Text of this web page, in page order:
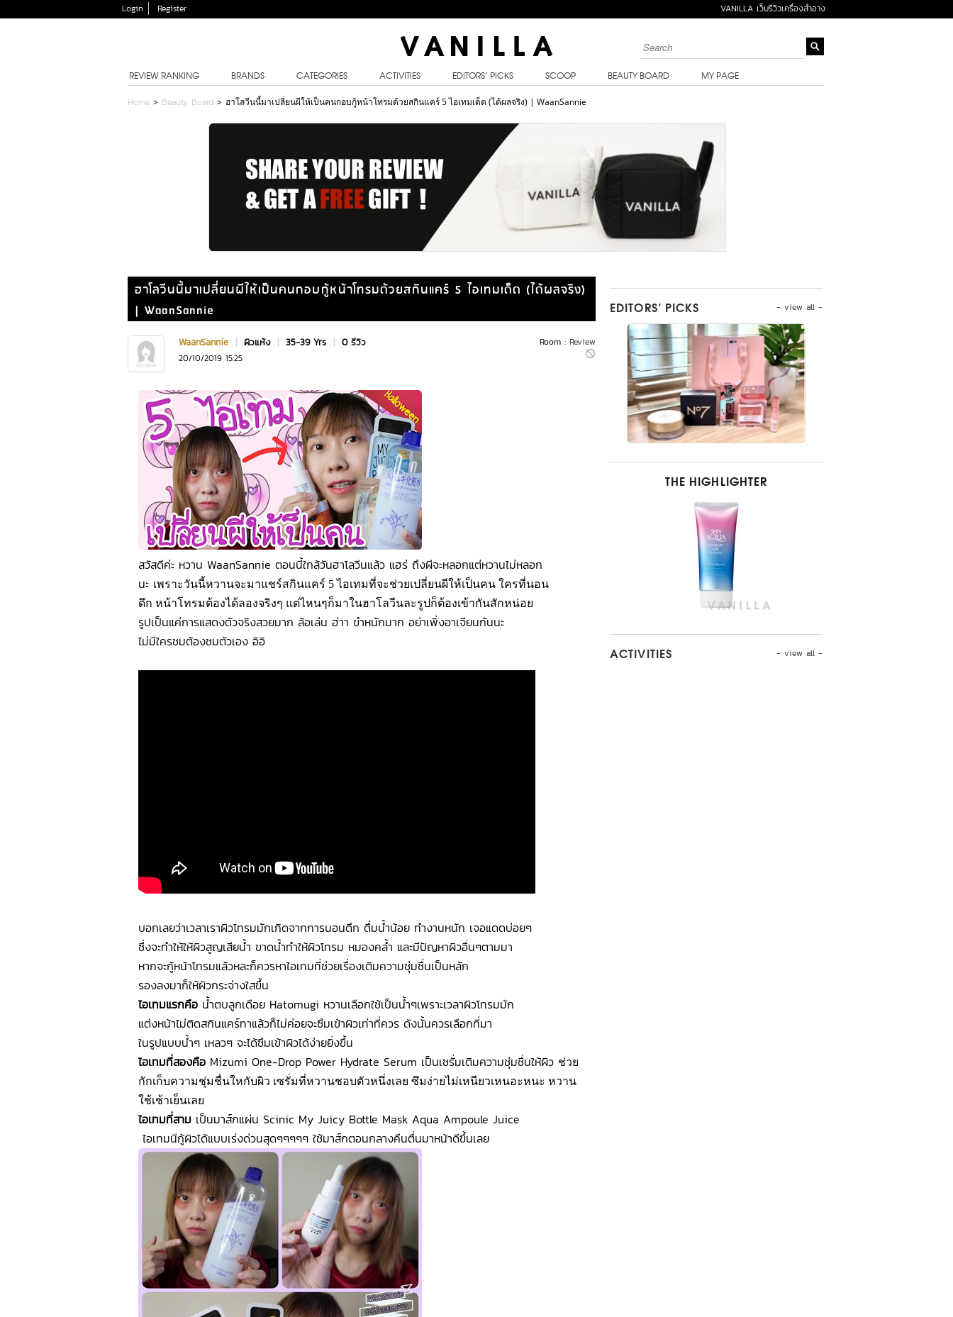
Login Register VANILLA เว็บรีวิวเครื่องสำอาง
REVIEW RANKING BRANDS CATEGORIES ACTIVITIES EDITORS’ PICKS SCOOP BEAUTY BOARD MY PAGE
Home > Beauty Board > ฮาโลวีนนี้มาเปลี่ยนผีให้เป็นคนกอบกู้หน้าโทรมด้วยสกินแคร์ 5 ไอเทมเด็ด (ได้ผลจริง) | WaanSannie
ฮาโลวีนนี้มาเปลี่ยนผีให้เป็นคนกอบกู้หน้าโทรมด้วยสกินแคร์ 5 ไอเทมเด็ด (ได้ผลจริง)
| WaanSannie
Room : Review
WaanSannie | ผิวแห้ง | 35-39 Yrs | 0 รีวิว
20/10/2019 15:25
สวัสดีค่ะ หวาน WaanSannie ตอนนี้ใกล้วันฮาโลวีนแล้ว แฮร่ ถึงผีจะหลอกแต่หวานไม่หลอก
นะ เพราะวันนี้หวานจะมาแชร์สกินแคร์ 5 ไอเทมที่จะช่วยเปลี่ยนผีให้เป็นคน ใครที่นอน
ดึก หน้าโทรมต้องได้ลองจริงๆ แต่ไหนๆก็มาในฮาโลวีนละรูปก็ต้องเข้ากันสักหน่อย
รูปเป็นแค่การแสดงตัวจริงสวยมาก ล้อเล่น ฮ่าา ขำหนักมาก อย่าเพิ่งอาเจียนกันนะ
ไม่มีใครชมต้องชมตัวเอง อิอิ
บอกเลยว่าเวลาเราผิวโทรมมักเกิดจากการนอนดึก ดื่มน้ำน้อย ทำงานหนัก เจอแดดบ่อยๆ
ซึ่งจะทำให้ให้ผิวสูญเสียน้ำ ขาดน้ำทำให้ผิวโทรม หมองคล้ำ และมีปัญหาผิวอื่นๆตามมา
หากจะกู้หน้าโทรมแล้วหละก็ควรหาไอเทมที่ช่วยเรื่องเติมความชุ่มชื่นเป็นหลัก
รองลงมาก็ให้ผิวกระจ่างใสขึ้น
ไอเทมแรกคือ น้ำตบลูกเดือย Hatomugi หวานเลือกใช้เป็นน้ำๆเพราะเวลาผิวโทรมมัก
แต่งหน้าไม่ติดสกินแคร์ทาแล้วก็ไม่ค่อยจะซึมเข้าผิวเท่าที่ควร ดังนั้นควรเลือกที่มา
ในรูปแบบน้ำๆ เหลวๆ จะได้ซึมเข้าผิวได้ง่ายยิ่งขึ้น
ไอเทมที่สองคือ Mizumi One-Drop Power Hydrate Serum เป็นเซรั่มเติมความชุ่มชื่นให้ผิว ช่วย
กักเก็บความชุ่มชื่นใหกับผิว เซรั่มที่หวานชอบตัวหนึ่งเลย ซึมง่ายไม่เหนียวเหนอะหนะ หวาน
ใช้เช้าเย็นเลย
ไอเทมที่สาม เป็นมาส์กแผ่น Scinic My Juicy Bottle Mask Aqua Ampoule Juice
ไอเทมนีกู้ผิวได้แบบเร่งด่วนสุดๆๆๆๆๆ ใช้มาส์กตอนกลางคืนตื่นมาหน้าดีขึ้นเลย
- view all -
EDITORS’ PICKS
THE HIGHLIGHTER
- view all -
ACTIVITIES